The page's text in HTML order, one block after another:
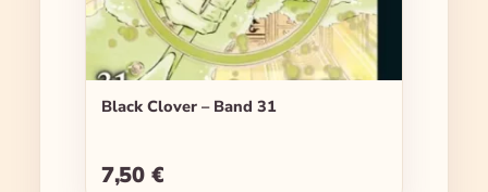
Black Clover – Band 31
Regulärer Preis:
7,50 €